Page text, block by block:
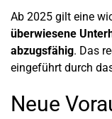
Ab 2025 gilt eine
überwiesene
abzugsfähig. Das
eingeführt durch
Neue